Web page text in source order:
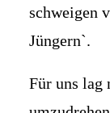
schweigen
Jüngern`.
Für uns lag